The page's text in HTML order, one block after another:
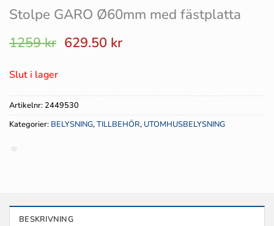
Stolpe GARO Ø60mm med fästplatta
1259kr Det
1259 kr.
629.50 krDet
629.50 kr.
Slut i lager
Artikelnr: 2449530
Kategorier: BELYSNING,TILLBEHÖR, UTOMHUSBELYSNING
BESKRIVNING